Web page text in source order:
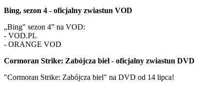
Bing, sezon 4 - oficjalny zwiastun VOD
„Bing" sezon 4” na VOD:
- VOD.PL
- ORANGE VOD
Cormoran Strike: Zabójcza biel - oficjalny zwiastun DVD
"Cormoran Strike: Zabójcza biel" na DVD od 14 lipca!